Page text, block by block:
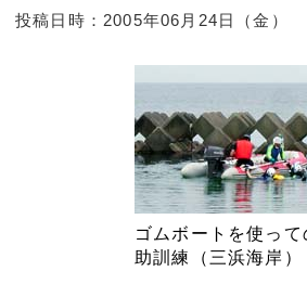
投稿日時：2005年06月24日（金）
ゴムボートを使って
助訓練（三浜海岸）